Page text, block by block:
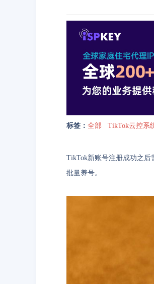
标签： 全部 TikTok云控系
TikTok新账号注册成功之
批量养号。